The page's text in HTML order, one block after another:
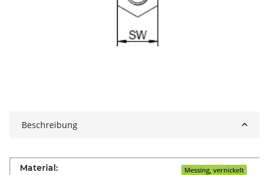
Beschreibung
Material: Messing, vernickelt